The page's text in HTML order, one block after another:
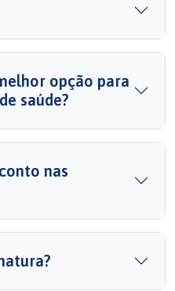
opção para
saúde?
nas